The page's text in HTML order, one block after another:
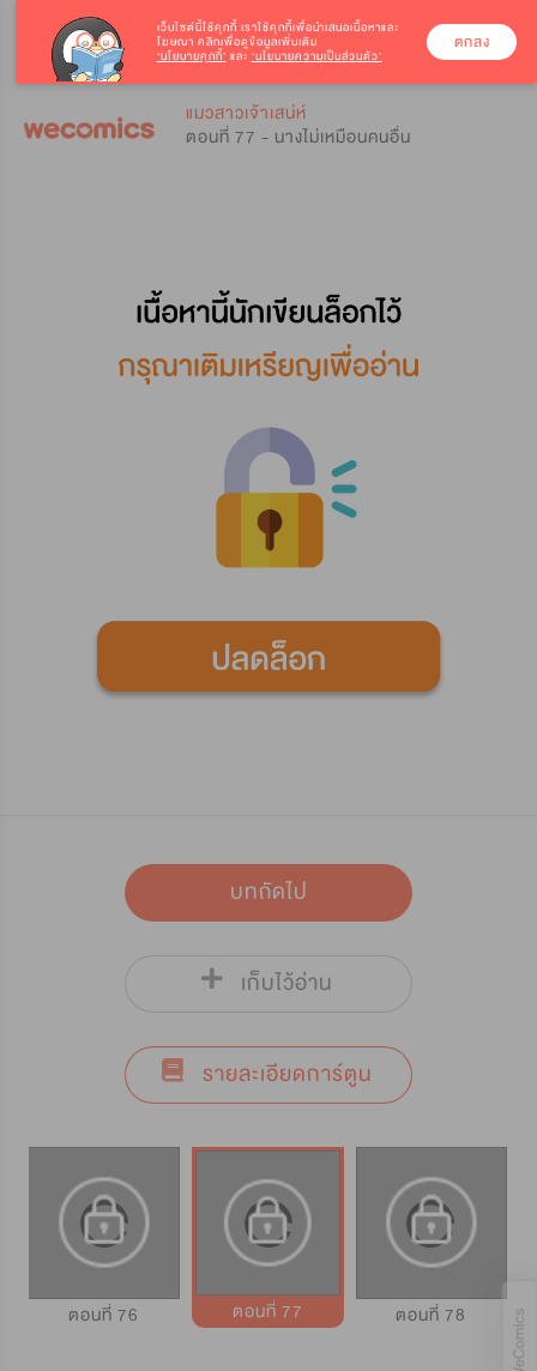
แมวสาวเจ้าเสน่ห์
ตอนที่ 77 - นางไม่เหมือนคนอื่น
บทถัดไป
เก็บไว้อ่าน
รายละเอียดการ์ตูน
ตอนที่ 76 ตอนที่ 77 ตอนที่ 78
เว็บไซต์นี้ใช้คุกกี้ เราใช้คุกกี้เพื่อนำเสนอเนื้อหาและ
โฆษณา คลิกเพื่อดูข้อมูลเพิ่มเติม
‘นโยบายคุกกี้’ และ ‘นโยบายความเป็นส่วนตัว’
ตกลง